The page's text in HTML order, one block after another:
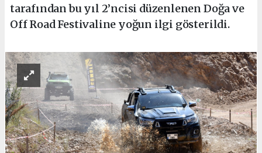
tarafından bu yıl 2’ncisi düzenlenen Doğa ve
Off Road Festivaline yoğun ilgi gösterildi.